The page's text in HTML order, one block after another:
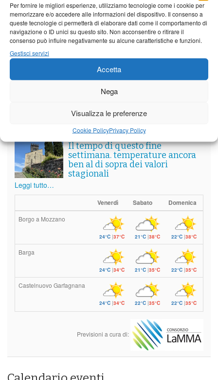
Per fornire le migliori esperienze, utilizziamo tecnologie come i cookie per
memorizzare e/o accedere alle informazioni del dispositivo. Il consenso a
queste tecnologie ci permetterà di elaborare dati come il comportamento di
navigazione o ID unici su questo sito. Non acconsentire o ritirare il
consenso può influire negativamente su alcune caratteristiche e funzioni.
Gestisci servizi
Accetta
Nega
Visualizza le preferenze
Cookie PolicyPrivacy Policy
Partite le Piazzette 2026
Vedi tutti i servizi
Il tempo di questo fine
settimana. temperature ancora
ben al di sopra dei valori
stagionali
Leggi tutto…
Venerdì Sabato Domenica
Borgo a Mozzano
24°C|37°C 21°C|38°C 22°C |38°C
Barga
24°C|34°C 21°C|35°C 22°C |35°C
Castelnuovo Garfagnana
24°C|34°C 22°C|35°C 22°C |35°C
Previsioni a cura di: